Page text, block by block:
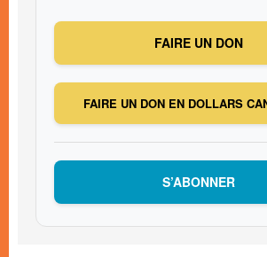
FAIRE UN DON
FAIRE UN DON EN DOLLARS
S’ABONNER